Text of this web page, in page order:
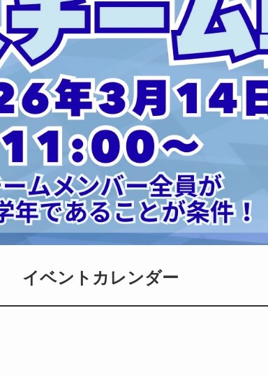
イベントカレンダー